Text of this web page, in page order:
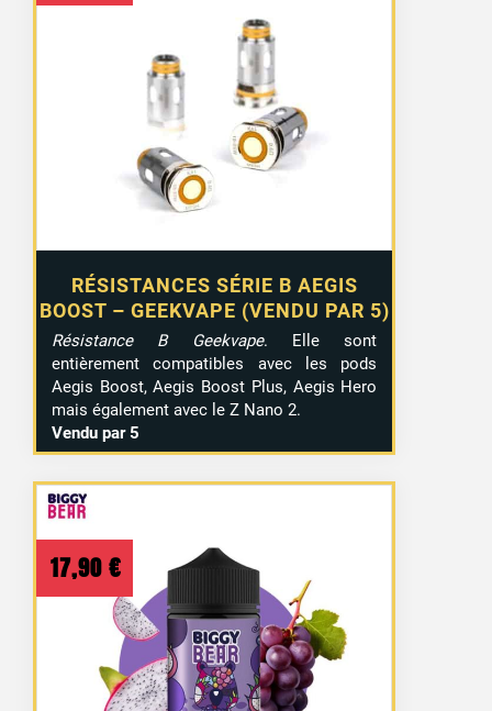
RÉSISTANCES SÉRIE B AEGIS
BOOST – GEEKVAPE (VENDU PAR 5)
Résistance B Geekvape. Elle sont
entièrement compatibles avec les pods
Aegis Boost, Aegis Boost Plus, Aegis Hero
mais également avec le Z Nano 2.
Vendu par 5
17,90 €